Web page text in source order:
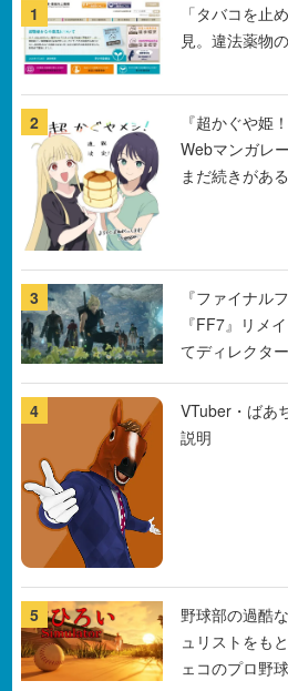
1
「タバコを止
見。違法薬物
2
『超かぐや姫
Webマンガレ
まだ続きがある
3
『ファイナル
『FF7』リメ
てディレクタ
4
VTuber・ばあ
説明
5
野球部の過酷
ュリストをも
ェコのプロ野